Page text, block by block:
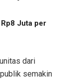
Juta per
dari
semakin